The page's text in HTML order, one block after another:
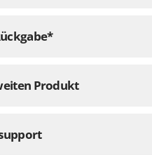
Produkt